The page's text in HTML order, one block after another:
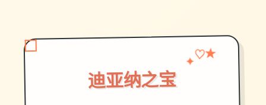
迪亚纳之宝
✦♡★